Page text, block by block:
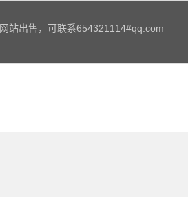
网站出售，可联系654321114#qq.com